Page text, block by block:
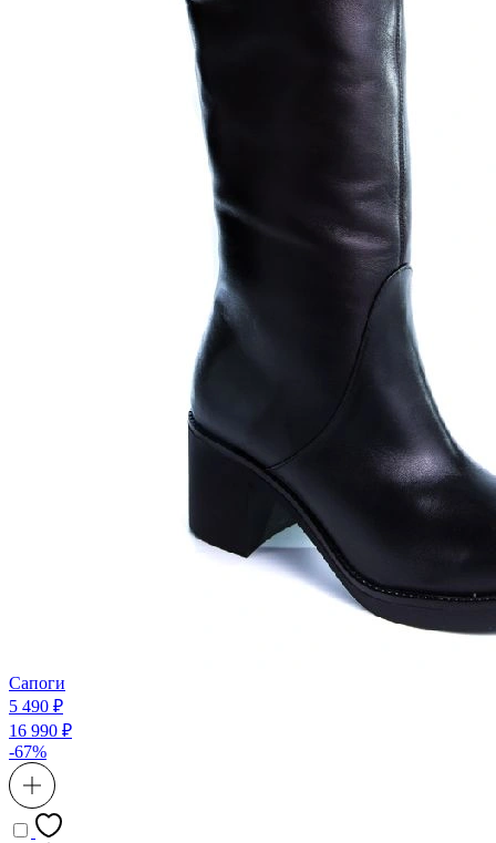
Сапоги
5 490 ₽
16 990 ₽
-67%